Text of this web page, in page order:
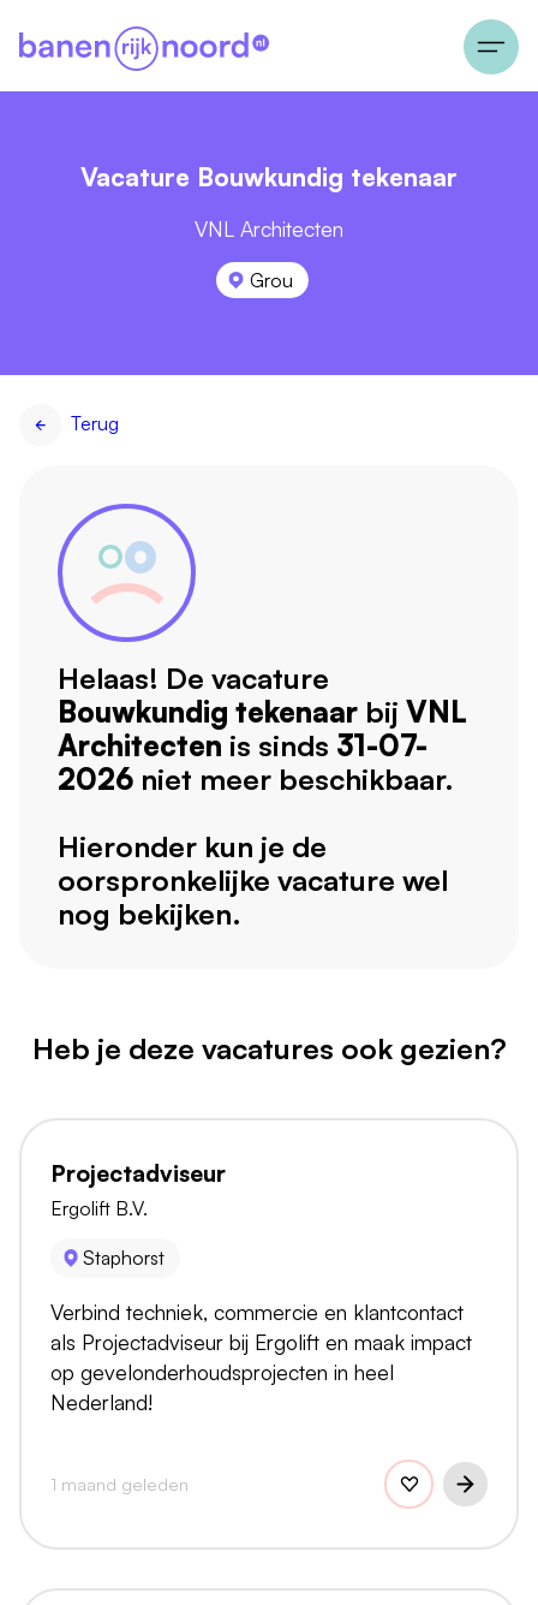
Vacature Bouwkundig tekenaar
VNL Architecten
Grou
Terug
Helaas! De vacature
Bouwkundig tekenaar bij VNL
Architecten is sinds 31-07-
2026 niet meer beschikbaar.
Hieronder kun je de
oorspronkelijke vacature wel
nog bekijken.
Heb je deze vacatures ook gezien?
Projectadviseur
Ergolift B.V.
Staphorst
Verbind techniek, commercie en klantcontact
als Projectadviseur bij Ergolift en maak impact
op gevelonderhoudsprojecten in heel
Nederland!
1 maand geleden